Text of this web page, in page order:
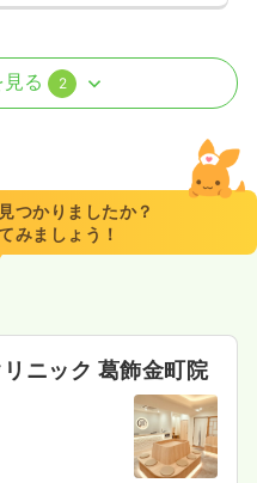
可 時給1,700円以上可
一般＋療養
一時募集休止
る 2
つかりましたか？
みましょう！
ニック 葛飾金町院